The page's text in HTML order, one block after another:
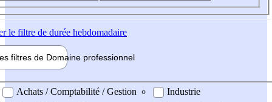
le filtre de durée hebdomadaire
filtres de Domaine professionnel
professionel
Achats / Comptabilité / Gestion
Industrie